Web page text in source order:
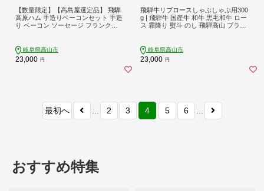
【数量限定】【高島屋選定品】 飛騨
高原ハム 手造りベーコンセット 手造
り ベーコン ソーセージ フランクフ
高島屋 AT034
岐阜県高山市
23,000 円
飛騨牛リブロースしゃぶしゃぶ用300
g | 飛騨牛 国産牛 和牛 黒毛和牛 ロー
ス 霜降り 熨斗 のし 飛騨高山 ブラン
岐阜県高山市
23,000 円
最初へ 2 3 4 5 6
おすすめ特集